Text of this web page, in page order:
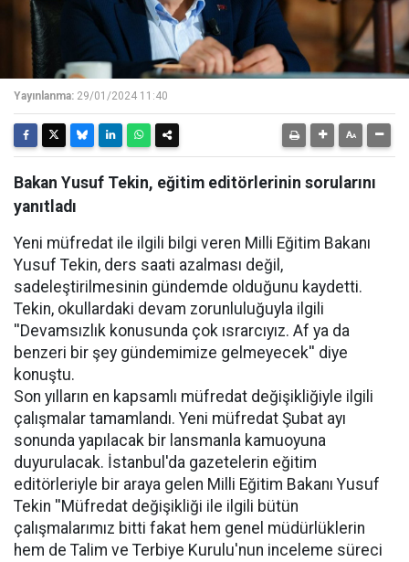
Yayınlanma: 29/01/2024 11:40
Bakan Yusuf Tekin, eğitim editörlerinin sorularını
yanıtladı
Yeni müfredat ile ilgili bilgi veren Milli Eğitim Bakanı
Yusuf Tekin, ders saati azalması değil,
sadeleştirilmesinin gündemde olduğunu kaydetti.
Tekin, okullardaki devam zorunluluğuyla ilgili
''Devamsızlık konusunda çok ısrarcıyız. Af ya da
benzeri bir şey gündemimize gelmeyecek'' diye
konuştu.
Son yılların en kapsamlı müfredat değişikliğiyle ilgili
çalışmalar tamamlandı. Yeni müfredat Şubat ayı
sonunda yapılacak bir lansmanla kamuoyuna
duyurulacak. İstanbul'da gazetelerin eğitim
editörleriyle bir araya gelen Milli Eğitim Bakanı Yusuf
Tekin ''Müfredat değişikliği ile ilgili bütün
çalışmalarımız bitti fakat hem genel müdürlüklerin
hem de Talim ve Terbiye Kurulu'nun inceleme süreci